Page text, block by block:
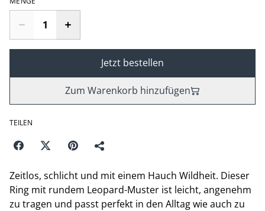
Jetzt bestellen
Zum Warenkorb hinzufügen
TEILEN
Zeitlos, schlicht und mit einem Hauch Wildheit. Dieser
Ring mit rundem Leopard-Muster ist leicht, angenehm
zu tragen und passt perfekt in den Alltag wie auch zu